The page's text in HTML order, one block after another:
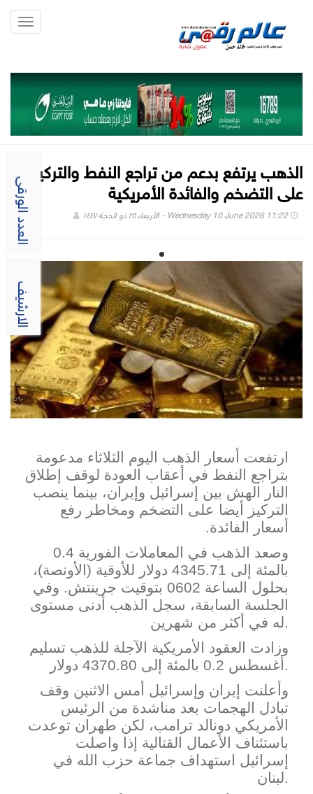
العدد الورقى
الارشيف
الذهب يرتفع بدعم من تراجع النفط والتركيز
على التضخم والفائدة الأمريكية
Wednesday 10 June 2026 11:22 - الأربعاء ٢٥ ذو الحجة ١٤٤٧
ارتفعت أسعار الذهب اليوم الثلاثاء مدعومة
بتراجع النفط في أعقاب العودة لوقف إطلاق
​النار الهش بين إسرائيل وإيران، بينما ينصب
التركيز أيضا على ‌التضخم ومخاطر رفع
أسعار الفائدة.
وصعد الذهب في المعاملات الفورية 0.4
بالمئة إلى 4345.71 دولار للأوقية (الأونصة)،
بحلول الساعة 0602 بتوقيت جرينتش. وفي
الجلسة السابقة، سجل الذهب أدنى ​مستوى
له في أكثر من شهرين.
وزادت العقود الأمريكية الآجلة للذهب ​تسليم
أغسطس 0.2 بالمئة إلى 4370.80 دولار.
وأعلنت إيران وإسرائيل أمس الاثنين وقف
تبادل الهجمات بعد مناشدة من الرئيس
الأمريكي دونالد ترامب، لكن طهران توعدت
باستئناف الأعمال القتالية إذا واصلت
إسرائيل استهداف ​جماعة حزب الله في
لبنان.